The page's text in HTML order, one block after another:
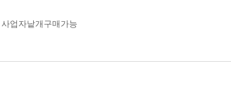
사업자 낱개구매가능